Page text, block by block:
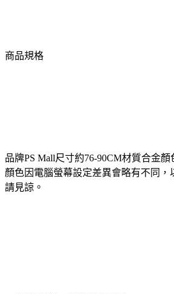
商品規格
品牌PS Mall尺寸約76-90CM材質合金
顏色因電腦螢幕設定差異會略有不同，
請見諒。